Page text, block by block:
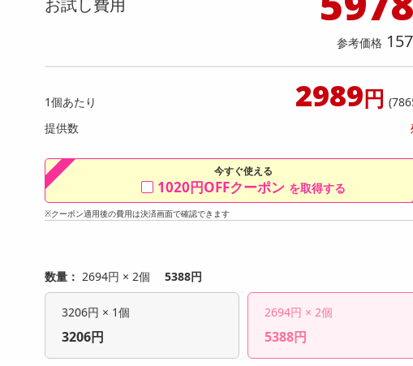
お試し費用
参考価格
1個あたり 2989円
提供数
今すぐ使える
1020円OFFクーポン を取得する
※クーポン適用後の費用は決済画面で確認できます
数量： 2694円 × 2個 5388円
3206円 × 1個
3206円
2694円 × 2個
5388円
お試し
参考価格